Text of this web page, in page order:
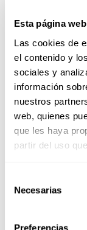
Esta página
Las cookies de
el contenido y
sociales y
información
nuestros
web, quienes
que les haya
partir del uso
Necesarias
Preferencias
1U43
1U77
1U30
1U72
1U29
1U93